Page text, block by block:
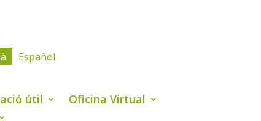
Español
útil
Oficina Virtual